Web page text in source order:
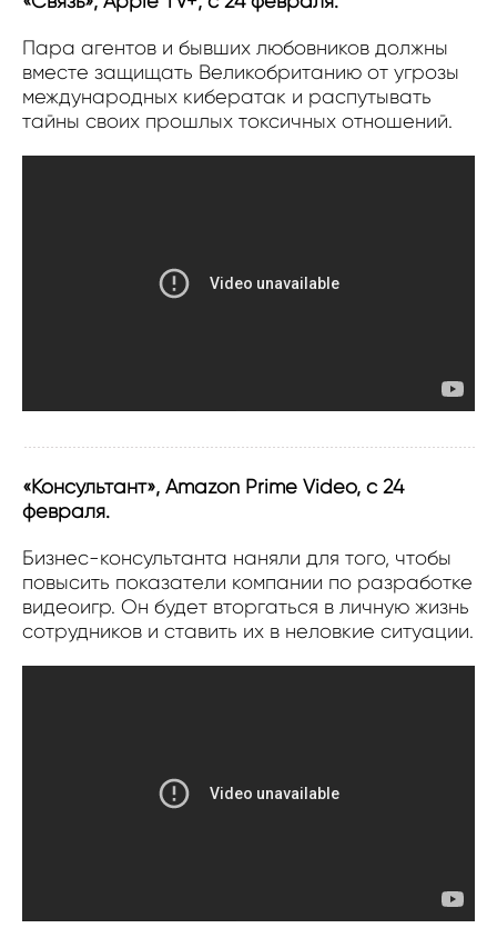
Пара агентов и бывших любовников должны
вместе защищать Великобританию от угрозы
международных кибератак и распутывать
тайны своих прошлых токсичных отношений.
«Консультант», Amazon Prime Video, с 24
февраля.
Бизнес-консультанта наняли для того, чтобы
повысить показатели компании по разработке
видеоигр. Он будет вторгаться в личную жизнь
сотрудников и ставить их в неловкие ситуации.